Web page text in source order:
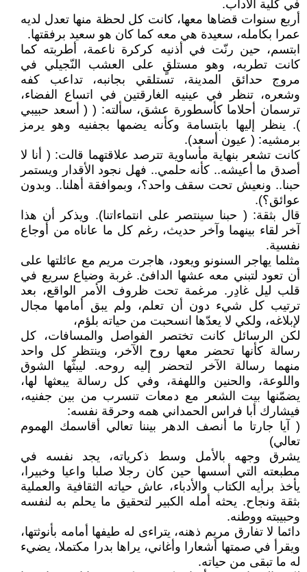
في كلية الآداب.
أربع سنوات قضاها معها، كانت كل لحظة منها تعدل لديه
عمرا بكامله، سعيدة هي معه كما كان هو سعيد برفقتها.
ابتسم، حين رنّت في أذنيه كركرة ناعمة، أطربته كما
كانت تطربه، وهو مستلقٍ على العشب النّجيلي في
مروج حدائق المدينة، تستلقي بجانبه، تداعب كفه
وشعره، تنظر في عينيه الغارقتين في اتساع الفضاء،
ترسمان أحلاما كأسطورة عشق، سألته: ( ( أسعد حبيبي
). ينظر إليها بابتسامة وكأنه يضمها بجفنيه وهو يرمز
برمشيه: ( عيون أسعد).
كانت تشعر بنهاية مأساوية تترصد علاقتهما قالت: ( أنا لا
أصدق ما أعيشه.. كأنه حلمي.. فهل نجود الأقدار ويستمر
حبنا.. ونعيش تحت سقف واحد؟، وبموافقة أهلنا.. وبدون
عوائق؟).
قال بثقة: ( حبنا سينتصر على انتماءاتنا). ويذكر أن هذا
آخر لقاء بينهما وآخر حديث، رغم كل ما عاناه من أوجاع
نفسية.
مثلما يهاجر السنونو ويعود، هاجرت مريم مع عائلتها على
أن تعود لتبني معه عشها الدافئ. غربة وضياع سريع في
قلب ليل غادِر. مرغمة تحت ظروف الأمر الواقع، بعد
ترتيب كل شيء دون أن تعلم، ولم يبق أمامها مجال
لإبلاغه، ولكي لا يعدّها انسحبت من حياته بلؤم،
لكن الرسائل كانت تختصر الفواصل والمسافات، كل
رسالة كأنها تحضر معها روح الآخر، وينتظر كل واحد
منهما رسالة الآخر لتحضر إليه روحه. ليبثّها الشوق
واللوعة، والحنين واللهفة، وفي كل رسالة يبعثها لها،
يضمّنها بيت الشعر مع دمعات تنسرب من بين جفنيه،
فيشارك أبا فراس الحمداني همه وحرقة نفسه:
( آيا جارتا ما أنصف الدهر بيننا تعالي أقاسمك الهموم
تعالي)
يشرق وجهه بالأمل وسط ذكرياته، يجد نفسه في
مطبعته التي أسسها حين كان رجلا صلبا واعيا وخبيرا،
يأخذ برأيه الكتاب والأدباء، عاش حياته الثقافية والعملية
بثقة ونجاح. يحثه أمله الكبير لتحقيق ما يحلم به لنفسه
وحبيبته ووطنه.
دائما لا تفارق مريم ذهنه، يتراءى له طيفها أمامه بأنوثتها،
ويقرأ في صمتها أشعارا وأغاني، يراها بدرا مكتملا، يضيء
له ما تبقى من حياته.